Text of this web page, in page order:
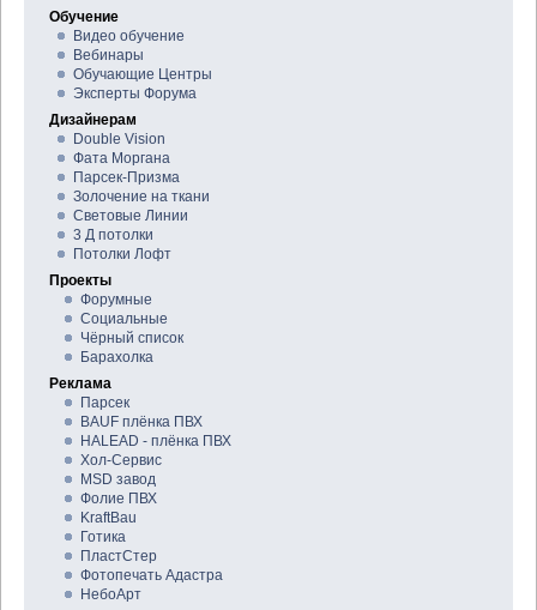
Обучение
Видео обучение
Вебинары
Обучающие Центры
Эксперты Форума
Дизайнерам
Double Vision
Фата Моргана
Парсек-Призма
Золочение на ткани
Световые Линии
3 Д потолки
Потолки Лофт
Проекты
Форумные
Социальные
Чёрный список
Барахолка
Реклама
Парсек
BAUF плёнка ПВХ
HALEAD - плёнка ПВХ
Хол-Сервис
MSD завод
Фолие ПВХ
KraftBau
Готика
ПластСтер
Фотопечать Адастра
НебоАрт